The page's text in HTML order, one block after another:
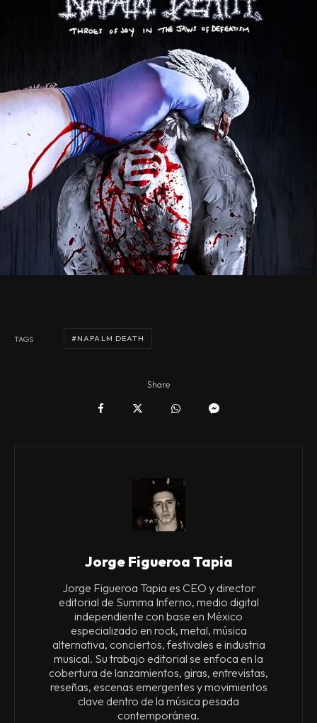
TAGS NAPALM DEATH
Share
Jorge Figueroa Tapia
Jorge Figueroa Tapia es CEO y director
editorial de Summa Inferno, medio digital
independiente con base en México
especializado en rock, metal, música
alternativa, conciertos, festivales e industria
musical. Su trabajo editorial se enfoca en la
cobertura de lanzamientos, giras, entrevistas,
reseñas, escenas emergentes y movimientos
clave dentro de la música pesada
contemporánea.